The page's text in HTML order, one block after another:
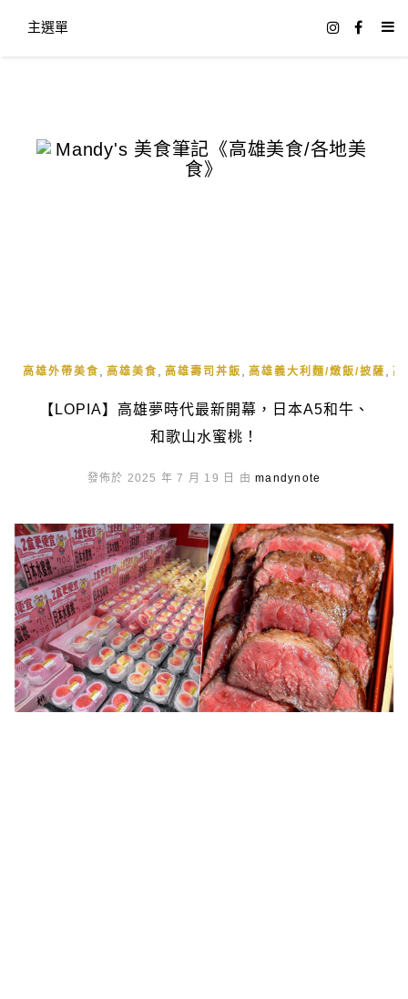
主選單
高雄外帶美食 高雄美食 高雄壽司丼飯 高雄義大利麵/燉飯/披薩 高
【LOPIA】高雄夢時代最新開幕，日本A5和牛、
和歌山水蜜桃！
發佈於 2025 年 7 月 19 日 由mandynote